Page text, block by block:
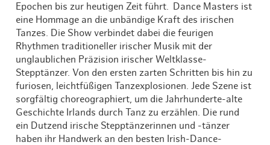
Epochen bis zur heutigen Zeit führt. Dance Masters ist
eine Hommage an die unbändige Kraft des irischen
Tanzes. Die Show verbindet dabei die feurigen
Rhythmen traditioneller irischer Musik mit der
unglaublichen Präzision irischer Weltklasse-
Stepptänzer. Von den ersten zarten Schritten bis hin zu
furiosen, leichtfüßigen Tanzexplosionen. Jede Szene ist
sorgfältig choreographiert, um die Jahrhunderte-alte
Geschichte Irlands durch Tanz zu erzählen. Die rund
ein Dutzend irische Stepptänzerinnen und -tänzer
haben ihr Handwerk an den besten Irish-Dance-